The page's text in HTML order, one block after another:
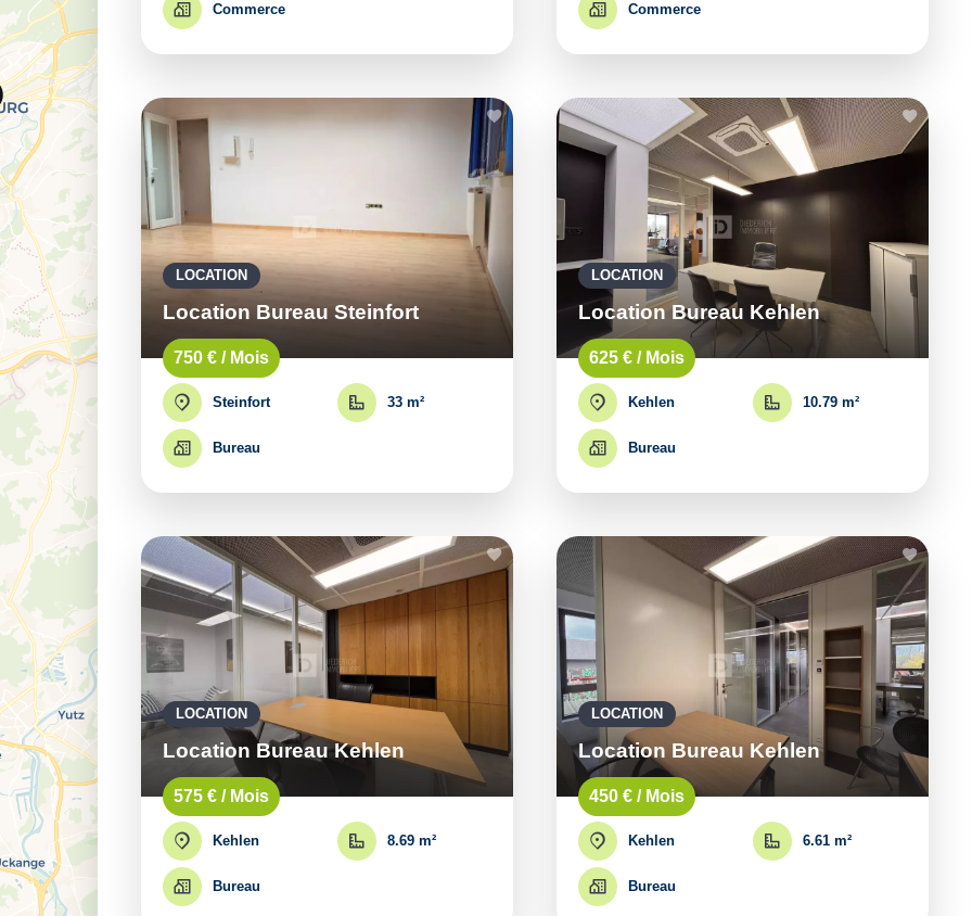
Commerce Commerce
LOCATION
Location Bureau Steinfort
750 € / Mois
Steinfort 33 m²
Bureau
LOCATION
Location Bureau Kehlen
625 € / Mois
Kehlen 10.79 m²
Bureau
LOCATION
Location Bureau Kehlen
575 € / Mois
Kehlen 8.69 m²
Bureau
LOCATION
Location Bureau Kehlen
450 € / Mois
Kehlen 6.61 m²
Bureau